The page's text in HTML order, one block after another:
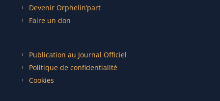
Devenir Orphelin’part
Faire un don
Publication au Journal Officiel
Politique de confidentialité
Cookies